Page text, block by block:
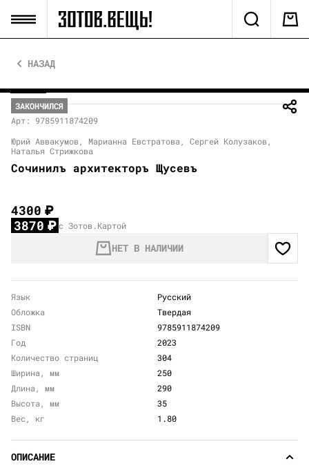
НАЗАД
ЗАКОНЧИЛСЯ
Арт: 9785911874209
Юрий Аввакумов, Марианна Евстратова, Сергей Колузаков,
Наталья Стрижкова
Сочинилъ архитекторъ Щусевъ
4300₽
3870₽ с Зотов.Картой
НЕТ В НАЛИЧИИ
Язык
Русский
Обложка
Твердая
ISBN
9785911874209
Год
2023
Количество страниц
304
Ширина, мм
250
Длина, мм
290
Высота, мм
35
Вес, кг
1.80
ОПИСАНИЕ